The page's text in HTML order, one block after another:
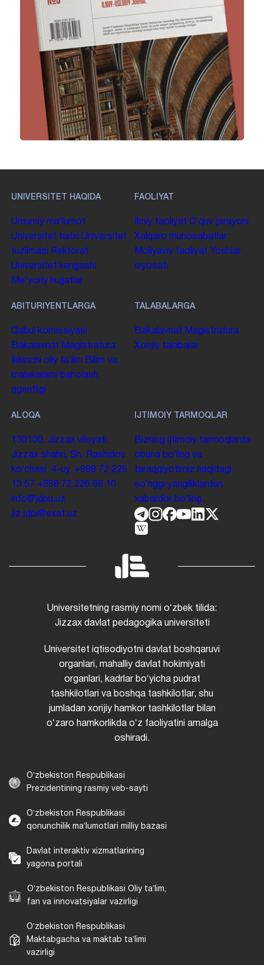
UNIVERSITET HAQIDA
Umumiy maʼlumot
Universitet tarixi Universitet
tuzilmasi
Rektorat
Universitet kengashi
Me'yoriy hujjatlar
FAOLIYAT
Ilmiy faoliyat Oʻquv jarayoni
Xalqaro munosabatlar
Moliyaviy faoliyat Yoshlar
siyosati
ABITURIYENTLARGA
Qabul komissiyasi
Bakalavriat Magistratura
Ikkinchi oliy taʼlim Bilim va
malakalarni baholash
agentligi
TALABALARGA
Bakalavriat Magistratura
Xorijiy talabalar
ALOQA
130100. Jizzax viloyati,
Jizzax shahri, Sh. Rashidov
koʻchasi, 4-uy. +998 72 226
13 57 +998 72 226 68 10
info@jdpu.uz
jiz.jdpi@exat.uz
IJTIMOIY TARMOQLAR
Bizning ijtimoiy tarmoqlarda
obuna boʻling va
taraqqiyotimiz haqidagi
soʻnggi yangiliklardan
xabardor boʻling.
Universitetning rasmiy nomi oʻzbek tilida:
Jizzax davlat pedagogika universiteti
Universitet iqtisodiyotni davlat boshqaruvi
organlari, mahalliy davlat hokimiyati
organlari, kadrlar boʻyicha pudrat
tashkilotlari va boshqa tashkilotlar, shu
jumladan xorijiy hamkor tashkilotlar bilan
oʻzaro hamkorlikda oʻz faoliyatini amalga
oshiradi.
Oʻzbekiston Respublikasi
Prezidentining rasmiy veb-sayti
Oʻzbekiston Respublikasi
qonunchilik maʼlumotlari milliy bazasi
Davlat interaktiv xizmatlarining
yagona portali
Oʻzbekiston Respublikasi Oliy taʼlim,
fan va innovatsiyalar vazirligi
Oʻzbekiston Respublikasi
Maktabgacha va maktab taʼlimi
vazirligi